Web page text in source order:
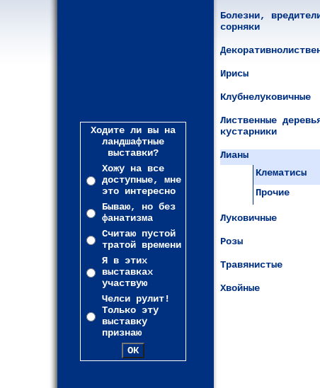
Ходите ли вы на
ландшафтные
выставки?
Хожу на все
доступные, мне
это интересно
Бываю, но без
фанатизма
Считаю пустой
тратой времени
Я в этих
выставках
участвую
Челси рулит!
Только эту
выставку
признаю
Болезни,
сорняки
Ирисы
Клубнелуковичные
Лиственные
кустарники
Лианы
Клематисы
Прочие
Луковичные
Розы
Травянистые
Хвойные